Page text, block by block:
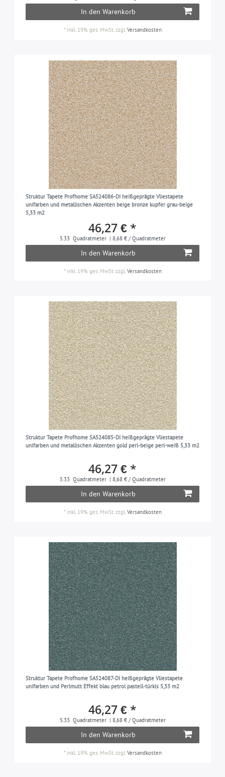
In den Warenkorb
* inkl. 19% ges. MwSt.zzgl.Versandkosten
Struktur Tapete Profhome SA524086-DI heißgeprägte Vliestapete
unifarben und metallischen Akzenten beige bronze kupfer grau-beige
5,33 m2
46,27 € *
5.33 Quadratmeter | 8,68 € / Quadratmeter
In den Warenkorb
* inkl. 19% ges. MwSt. zzgl. Versandkosten
Struktur Tapete Profhome SA524085-DI heißgeprägte Vliestapete
unifarben und metallischen Akzenten gold perl-beige perl-weiß 5,33 m2
46,27 € *
5.33 Quadratmeter | 8,68 € / Quadratmeter
In den Warenkorb
* inkl. 19% ges. MwSt.zzgl.Versandkosten
Struktur Tapete Profhome SA524087-DI heißgeprägte Vliestapete
unifarben und Perlmutt Effekt blau petrol pastell-türkis 5,33 m2
46,27 € *
5.33 Quadratmeter | 8,68 € / Quadratmeter
In den Warenkorb
* inkl. 19% ges. MwSt.zzgl.Versandkosten